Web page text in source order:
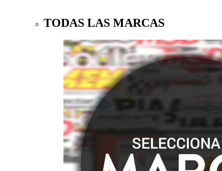
TODAS LAS MARCAS